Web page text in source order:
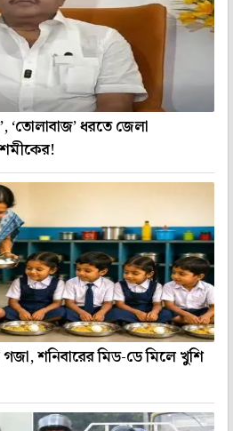
‘তোলাবাজ’ ধরতে জেলা
শনিবারের মিড-ডে মিলে খুশি